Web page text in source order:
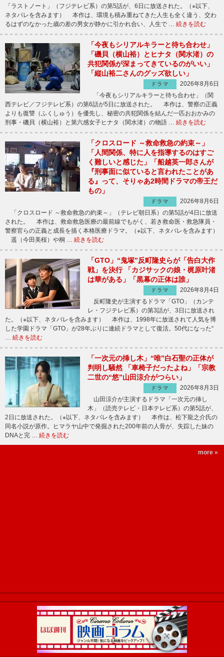
「ラストノート」（フジテレビ系）の第5話が、6日に放送された。（※以下、
ネタバレを含みます） 本作は、環境も積み重ねてきた人生も全く違う、交わ
るはずのなかった歳の差の男女が静かに引かれ合い、人生で … 続きを読む
「今夜もシリアルキラーと待ち合わせ」
「磯貝（横山裕）とヒナタ（関水渚）の
共犯関係が深まってきているのがいい」
「縦山裕二さんのグッズ欲しい」
ドラマ
2026年8月6日
「今夜もシリアルキラーと待ち合わせ」（関
西テレビ／フジテレビ系）の第6話が5日に放送された。 本作は、警察の正義
よりも復讐（ふくしゅう）を優先し、秘密の共犯関係を結んだ一匹おおかみの
刑事・磯貝（横山裕）と第六感女子ヒナタ（関水渚）の物語 … 続きを読む
「クロスロード ～救命救急の約束～」
「人間関係、特に人を指導するのはすご
く難しいと感じた」「船越英一郎さんが
『刑事面に似ていると言われたことがあ
る』って、そりゃあ2時間ドラマの帝王だ
もの」
ドラマ
2026年8月6日
「クロスロード ～救命救急の約束～」（テレビ朝日系）の第5話が4日に放送
された。 本作は、救命救急医療の最前線でもがく、若き救命医・救急隊員・
警察官らの正義と成長を描く本格医療ドラマ。（※以下、ネタバレを含みます）
遥（今田美桜）や桐 … 続きを読む
「GTO」“鬼塚”反町隆史らが「告白大作
戦」を決行 「カジサックの娘・梶原叶渚
は華がある」「黒幕の正体は誰」
ドラマ
2026年8月4日
反町隆史が主演するドラマ「GTO」（カンテ
レ・フジテレビ系）の第3話が、3日に放送され
た。（※以下、ネタバレを含みます） 本作は、1998年に放送されて人気を博
した学園ドラマ「GTO」が28年ぶりに連続ドラマとして復活。50代になった“
… 続きを読む
「一次元の挿し木」“唯”白石聖の正体が
判明し騒然 「車椅子だったよね」「宗教
二世の“悠”山田涼介がつらい」
ドラマ
2026年8月3日
山田涼介が主演するドラマ「一次元の挿し
木」（読売テレビ・日本テレビ系）の第5話が、
2日に放送された。（※以下、ネタバレを含みます） 本作は、松下龍之介氏の
同名小説が原作。ヒマラヤ山中で発掘された200年前の人骨が、失踪した妹の
DNAと完 … 続きを読む
more »